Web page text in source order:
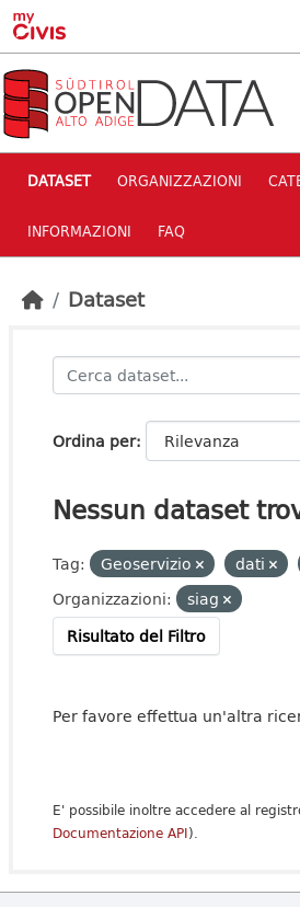
Skip to main content
DATASET ORGANIZZAZIONI
INFORMAZIONI FAQ
Dataset
Ordina per
Nessun dataset
Tag: Geoservizio dati
Organizzazioni:
siag
Risultato del Filtro
Per favore effettua un'altra
E' possibile inoltre accedere al
Documentazione API).